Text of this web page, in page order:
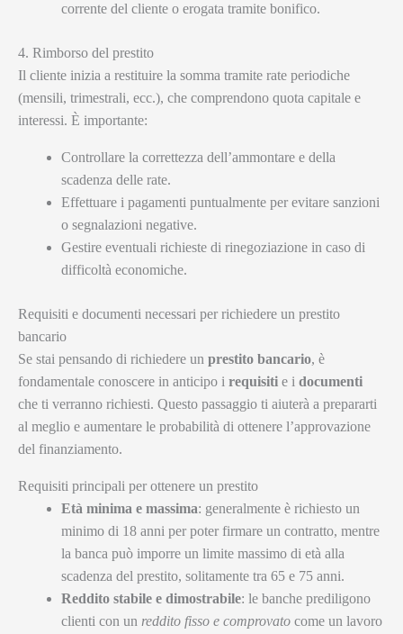
corrente del cliente o erogata tramite bonifico.
4. Rimborso del prestito
Il cliente inizia a restituire la somma tramite rate periodiche
(mensili, trimestrali, ecc.), che comprendono quota capitale e
interessi. È importante:
Controllare la correttezza dell’ammontare e della
scadenza delle rate.
Effettuare i pagamenti puntualmente per evitare sanzioni
o segnalazioni negative.
Gestire eventuali richieste di rinegoziazione in caso di
difficoltà economiche.
Requisiti e documenti necessari per richiedere un prestito
bancario
Se stai pensando di richiedere un prestito bancario, è
fondamentale conoscere in anticipo i requisiti e i documenti
che ti verranno richiesti. Questo passaggio ti aiuterà a prepararti
al meglio e aumentare le probabilità di ottenere l’approvazione
del finanziamento.
Requisiti principali per ottenere un prestito
Età minima e massima: generalmente è richiesto un
minimo di 18 anni per poter firmare un contratto, mentre
la banca può imporre un limite massimo di età alla
scadenza del prestito, solitamente tra 65 e 75 anni.
Reddito stabile e dimostrabile: le banche prediligono
clienti con un reddito fisso e comprovato come un lavoro